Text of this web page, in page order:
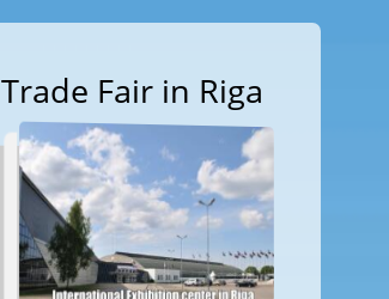
Trade Fair in Riga